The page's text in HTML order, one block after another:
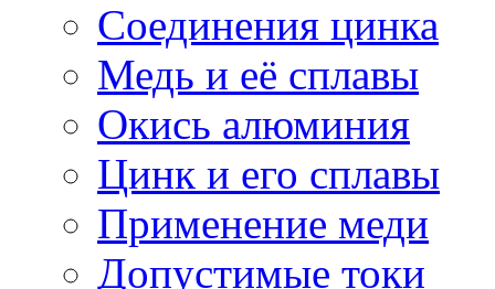
Соединения цинка
Медь и её сплавы
Окись алюминия
Цинк и его сплавы
Применение меди
Допустимые токи